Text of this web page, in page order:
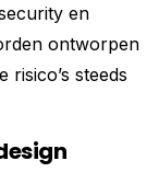
en
ontworpen
risico’s steeds